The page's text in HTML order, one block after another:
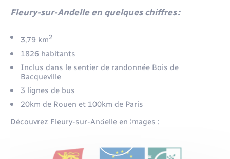
Fleury-sur-Andelle en quelques chiffres :
3,79 km2
1826 habitants
Inclus dans le sentier de randonnée Bois de
Bacqueville
3 lignes de bus
20km de Rouen et 100km de Paris
Découvrez Fleury-sur-Andelle en images :